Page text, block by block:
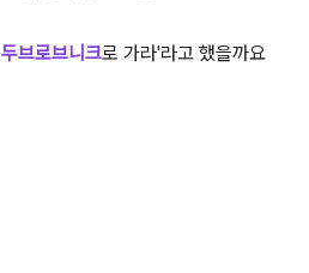
두브로브니크로 가라'라고 했을까요